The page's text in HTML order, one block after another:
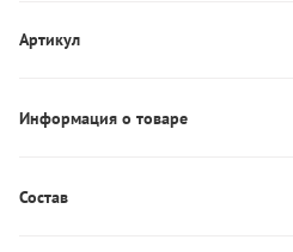
Артикул
Информация о товаре
Состав